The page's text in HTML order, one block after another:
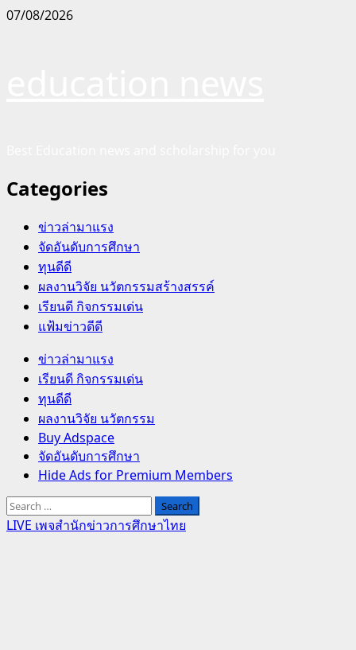
Skip
07/08/2026
Categories
ข่าวล่ามาแรง
จัดอันดับการศึกษา
ทุนดีดี
ผลงานวิจัย นวัตกรรมสร้างสรรค์
เรียนดี กิจกรรมเด่น
แฟ้มข่าวดีดี
Primary
Menu
ข่าวล่ามาแรง
เรียนดี กิจกรรมเด่น
ทุนดีดี
ผลงานวิจัย นวัตกรรม
Buy Adspace
จัดอันดับการศึกษา
Hide Ads for Premium Members
Search
for:
LIVE เพจสำนักข่าวการศึกษาไทย